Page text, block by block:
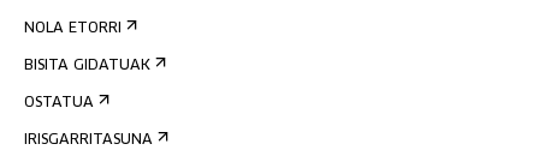
NOLA ETORRI
BISITA GIDATUAK
OSTATUA
IRISGARRITASUNA